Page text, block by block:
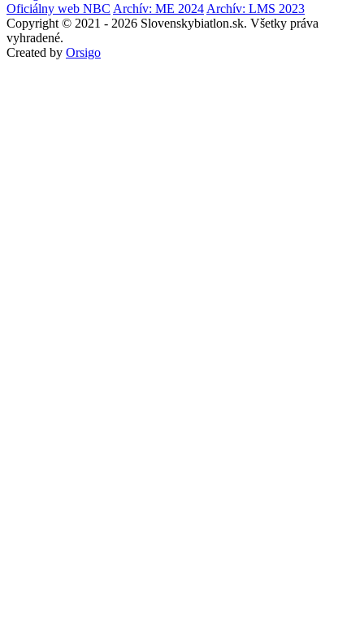
Oficiálny web NBC Archív: ME 2024 Archív: LMS 2023
Copyright © 2021 - 2026 Slovenskybiatlon.sk. Všetky práva
vyhradené.
Created by Orsigo